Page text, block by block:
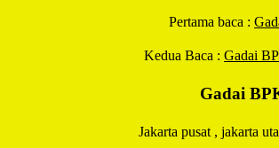
Pertama baca :
Kedua Baca : Gadai
Gadai
Jakarta pusat , jakarta